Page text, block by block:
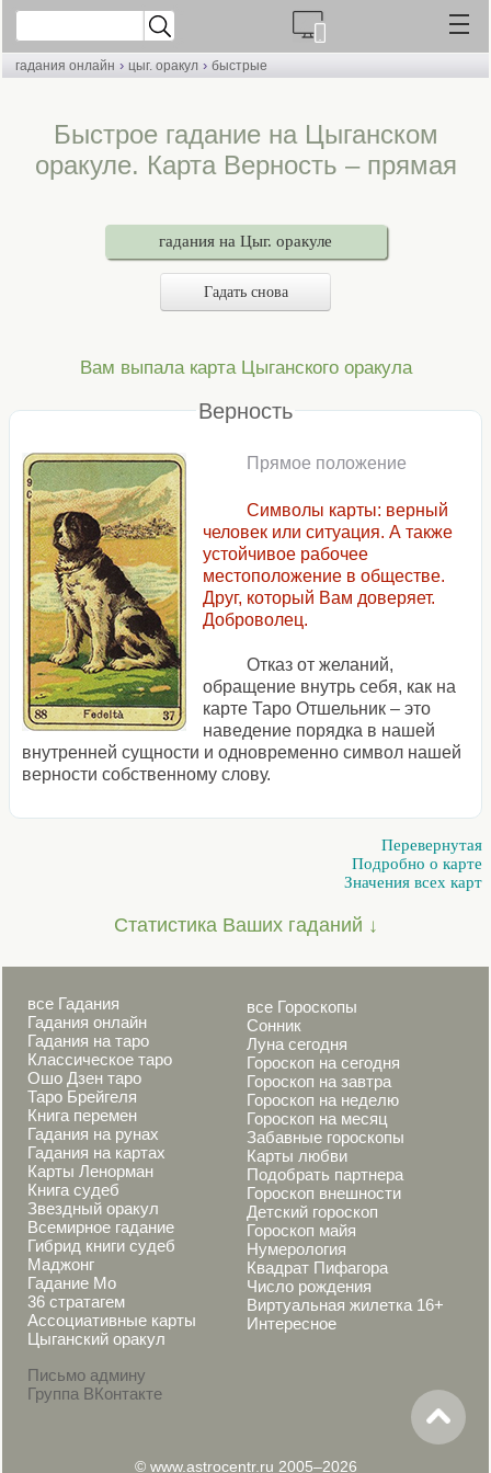
гадания онлайн › цыг. оракул › быстрые
Быстрое гадание на Цыганском
оракуле. Карта Верность – прямая
гадания на Цыг. оракуле
Гадать снова
Вам выпала карта Цыганского оракула
Верность
Прямое положение
Символы карты: верный
человек или ситуация. А также
устойчивое рабочее
местоположение в обществе.
Друг, который Вам доверяет.
Доброволец.
Отказ от желаний,
обращение внутрь себя, как на
карте Таро Отшельник – это
наведение порядка в нашей
внутренней сущности и одновременно символ нашей
верности собственному слову.
Перевернутая
Подробно о карте
Значения всех карт
Статистика Ваших гаданий ↓
все Гадания
Гадания онлайн
Гадания на таро
Классическое таро
Ошо Дзен таро
Таро Брейгеля
Книга перемен
Гадания на рунах
Гадания на картах
Карты Ленорман
Книга судеб
Звездный оракул
Всемирное гадание
Гибрид книги судеб
Маджонг
Гадание Мо
36 стратагем
Ассоциативные карты
Цыганский оракул
Письмо админу
Группа ВКонтакте
все Гороскопы
Сонник
Луна сегодня
Гороскоп на сегодня
Гороскоп на завтра
Гороскоп на неделю
Гороскоп на месяц
Забавные гороскопы
Карты любви
Подобрать партнера
Гороскоп внешности
Детский гороскоп
Гороскоп майя
Нумерология
Квадрат Пифагора
Число рождения
Виртуальная жилетка 16+
Интересное
© www.astrocentr.ru 2005–2026